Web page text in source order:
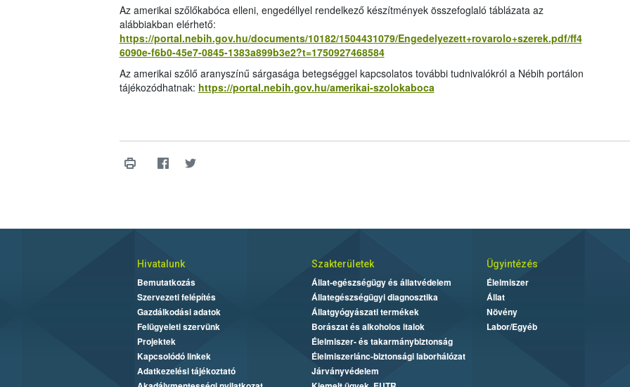
Az amerikai szőlőkabóca elleni, engedéllyel rendelkező készítmények összefoglaló táblázata az
alábbiakban elérhető:
https://portal.nebih.gov.hu/documents/10182/1504431079/Engedelyezett+rovarolo+szerek.pdf/ff4
6090e-f6b0-45e7-0845-1383a899b3e2?t=1750927468584
Az amerikai szőlő aranyszínű sárgasága betegséggel kapcsolatos további tudnivalókról a Nébih portálon
tájékozódhatnak: https://portal.nebih.gov.hu/amerikai-szolokaboca
Hivatalunk
Bemutatkozás
Szervezeti felépítés
Gazdálkodási adatok
Felügyeleti szervünk
Projektek
Kapcsolódó linkek
Adatkezelési tájékoztató
Szakterületek
Állat-egészségügy és állatvédelem
Állategészségügyi diagnosztika
Állatgyógyászati termékek
Borászat és alkoholos italok
Élelmiszer- és takarmánybiztonság
Élelmiszerlánc-biztonsági laborhálózat
Járványvédelem
Ügyintézés
Élelmiszer
Állat
Növény
Labor/Egyéb